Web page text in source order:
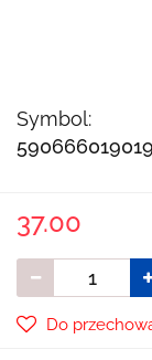
Symbol:
37.00
Do